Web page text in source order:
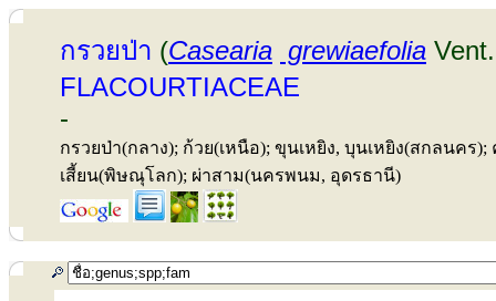
กรวยป่า (Casearia grewiaefolia
FLACOURTIACEAE
-
กรวยป่า(กลาง); ก้วย(เหนือ); ขุนเหยิง, บุนเหยิง(สกลนค
เสี้ยน(พิษณุโลก); ผ่าสาม(นครพนม, อุดรธานี)